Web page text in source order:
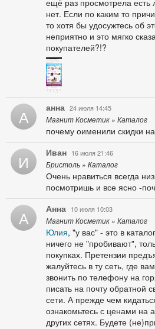
ещё раз просмотрела есть
нет. Если по каким то
то хотя бы удосужтесь об
неприятно и это мягко
покупателей?!?
А анна 24 июля 14:45
Магнит Косметик » Каталог
почему оименили скидки
И Иван 16 июля 21:46
Бристоль » Каталог
Очень нравиться всегда
посмотришь и все ясно -
А Анна 10 июля 10:03
Магнит Косметик » Каталог
Юлия, "у вас" - это в
ничего не "пробивают",
покупках. Претензии
жалуйтесь в ту сеть, где
звонить по телефону на
писать на почту обратной
сети. А прежде чем
ознакомьтесь с ценами на
других сетях. Будете